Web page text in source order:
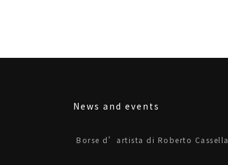
News and events
Borse d’artista di Roberto Cassella